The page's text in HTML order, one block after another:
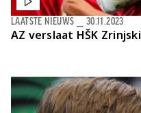
AZ verslaat HŠK Zrinjski
LAATSTE NIEUWS 30.11.2023